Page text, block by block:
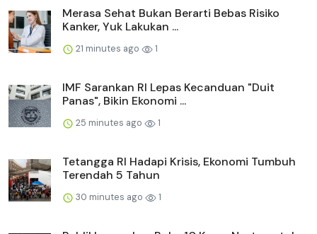
Merasa Sehat Bukan Berarti Bebas Risiko
Kanker, Yuk Lakukan ...
21 minutes ago 1
IMF Sarankan RI Lepas Kecanduan "Duit
Panas", Bikin Ekonomi ...
25 minutes ago 1
Tetangga RI Hadapi Krisis, Ekonomi Tumbuh
Terendah 5 Tahun
30 minutes ago 1